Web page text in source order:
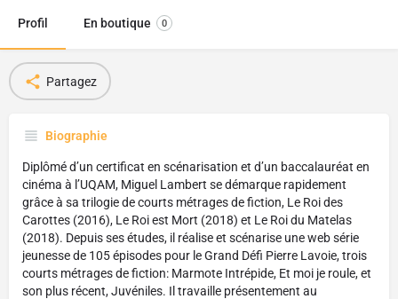
Profil En boutique 0
Partagez
Biographie
Diplômé d’un certificat en scénarisation et d’un baccalauréat en
cinéma à l’UQAM, Miguel Lambert se démarque rapidement
grâce à sa trilogie de courts métrages de fiction, Le Roi des
Carottes (2016), Le Roi est Mort (2018) et Le Roi du Matelas
(2018). Depuis ses études, il réalise et scénarise une web série
jeunesse de 105 épisodes pour le Grand Défi Pierre Lavoie, trois
courts métrages de fiction: Marmote Intrépide, Et moi je roule, et
son plus récent, Juvéniles. Il travaille présentement au